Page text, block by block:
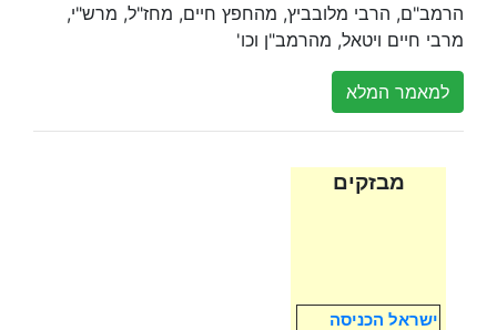
הרמב"ם, הרבי מלובביץ, מהחפץ חיים, מחז"ל, מרש"י,
מרבי חיים ויטאל, מהרמב"ן וכו'
למאמר המלא
מבזקים
ישראל הכניסה